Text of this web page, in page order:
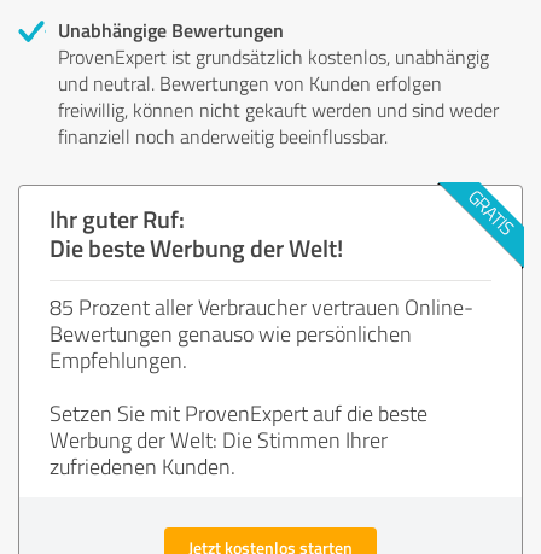
Unabhängige Bewertungen
ProvenExpert ist grundsätzlich kostenlos, unabhängig
und neutral. Bewertungen von Kunden erfolgen
freiwillig, können nicht gekauft werden und sind weder
finanziell noch anderweitig beeinflussbar.
Ihr guter Ruf:
Die beste Werbung der Welt!
85 Prozent aller Verbraucher vertrauen Online-
Bewertungen genauso wie persönlichen
Empfehlungen.
Setzen Sie mit ProvenExpert auf die beste
Werbung der Welt: Die Stimmen Ihrer
zufriedenen Kunden.
Jetzt kostenlos starten